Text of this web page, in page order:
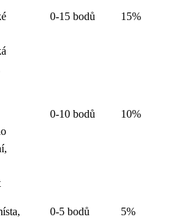
0-15 bodů 15%
0-10 bodů 10%
0-5 bodů 5%